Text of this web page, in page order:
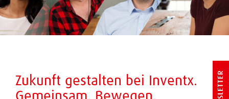
Zukunft gestalten bei Inventx.